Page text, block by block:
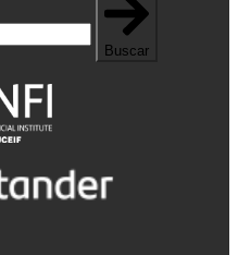
Buscar